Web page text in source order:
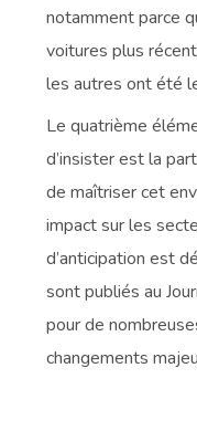
notamment parce
voitures plus
les autres ont été
Le quatrième
d’insister est la
de maîtriser cet
impact sur les
d’anticipation est
sont publiés au
pour de
changements